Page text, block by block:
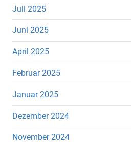
Juli 2025
Juni 2025
April 2025
Februar 2025
Januar 2025
Dezember 2024
November 2024